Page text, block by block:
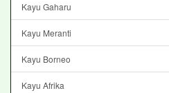
Kayu Gaharu
Kayu Meranti
Kayu Borneo
Kayu Afrika